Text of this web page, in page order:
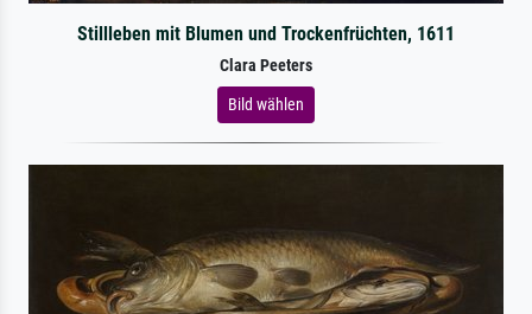
Stillleben mit Blumen und Trockenfrüchten, 1611
Clara Peeters
Bild wählen